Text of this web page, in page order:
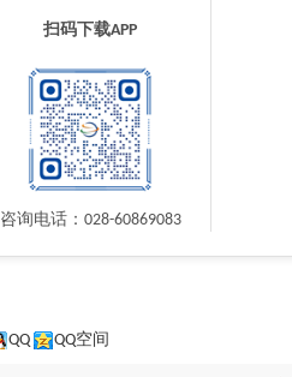
扫码下载APP
咨询电话：028-60869083
QQ QQ空间